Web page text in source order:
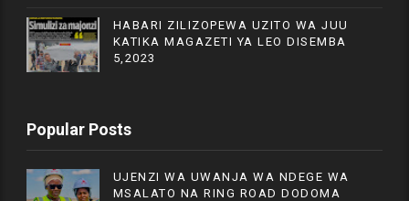
HABARI ZILIZOPEWA UZITO WA JUU
KATIKA MAGAZETI YA LEO DISEMBA
5,2023
Popular Posts
UJENZI WA UWANJA WA NDEGE WA
MSALATO NA RING ROAD DODOMA